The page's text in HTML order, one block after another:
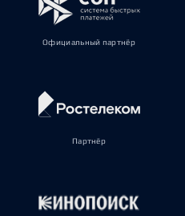
Официальный партнёр
Партнёр